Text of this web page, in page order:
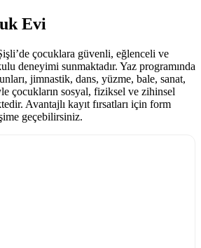
Evi
çocuklara güvenli, eğlenceli ve
deneyimi sunmaktadır. Yaz programında
jimnastik, dans, yüzme, bale, sanat,
çocukların sosyal, fiziksel ve zihinsel
Avantajlı kayıt fırsatları için form
geçebilirsiniz.